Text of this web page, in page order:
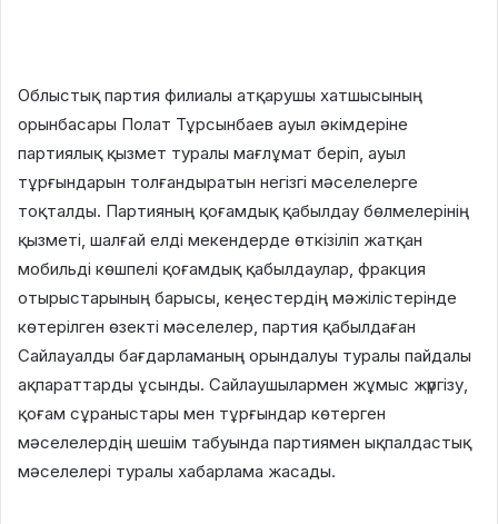
Облыстық партия филиалы атқарушы хатшысының
орынбасары Полат Тұрсынбаев ауыл әкімдеріне
партиялық қызмет туралы мағлұмат беріп, ауыл
тұрғындарын толғандыратын негізгі мәселелерге
тоқталды. Партияның қоғамдық қабылдау бөлмелерінің
қызметі, шалғай елді мекендерде өткізіліп жатқан
мобильді көшпелі қоғамдық қабылдаулар, фракция
отырыстарының барысы, кеңестердің мәжілістерінде
көтерілген өзекті мәселелер, партия қабылдаған
Сайлауалды бағдарламаның орындалуы туралы пайдалы
ақпараттарды ұсынды. Сайлаушылармен жұмыс жүргізу,
қоғам сұраныстары мен тұрғындар көтерген
мәселелердің шешім табуында партиямен ықпалдастық
мәселелері туралы хабарлама жасады.